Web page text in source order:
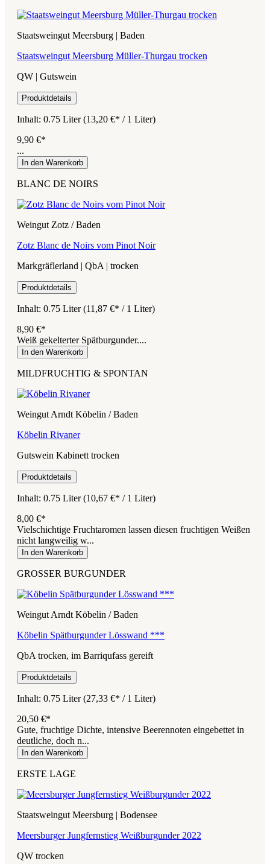
Staatsweingut Meersburg | Baden
Staatsweingut Meersburg Müller-Thurgau trocken
QW | Gutswein
Produktdetails
Inhalt: 0.75 Liter(13,20 €* / 1 Liter)
9,90 €*
...
In den Warenkorb
BLANC DE NOIRS
Weingut Zotz / Baden
Zotz Blanc de Noirs vom Pinot Noir
Markgräflerland | QbA | trocken
Produktdetails
Inhalt: 0.75 Liter(11,87 €* / 1 Liter)
8,90 €*
Weiß gekelterter Spätburgunder....
In den Warenkorb
MILDFRUCHTIG & SPONTAN
Weingut Arndt Köbelin / Baden
Köbelin Rivaner
Gutswein Kabinett trocken
Produktdetails
Inhalt: 0.75 Liter(10,67 €* / 1 Liter)
8,00 €*
Vielschichtige Fruchtaromen lassen diesen fruchtigen Weißen
nicht langweilig w...
In den Warenkorb
GROSSER BURGUNDER
Weingut Arndt Köbelin / Baden
Köbelin Spätburgunder Lösswand ***
QbA trocken, im Barriqufass gereift
Produktdetails
Inhalt: 0.75 Liter(27,33 €* / 1 Liter)
20,50 €*
Gute, fruchtige Dichte, intensive Beerennoten eingebettet in
deutliche, doch n...
In den Warenkorb
ERSTE LAGE
Staatsweingut Meersburg | Bodensee
Meersburger Jungfernstieg Weißburgunder 2022
QW trocken